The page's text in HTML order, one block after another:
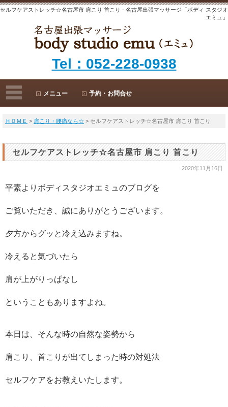
セルフケアストレッチ☆名古屋市 肩こり 首こり - 名古屋出張マッサージ「ボディ スタジオ
エミュ」
Tel：052-228-0938
メニュー 予約・お問合せ
ＨＯＭＥ > 肩こり・腰痛なら☆ > セルフケアストレッチ☆名古屋市 肩こり 首こり
セルフケアストレッチ☆名古屋市 肩こり 首こり
2020年11月16日
平素よりボディスタジオエミュのブログを
ご覧いただき、誠にありがとうございます。
夕方からグッと冷え込みますね。
冷えると気づいたら
肩が上がりっぱなし
ということもありますよね。
本日は、そんな時の自然な姿勢から
肩こり、首こりが出てしまった時の対処法
セルフケアをお教えいたします。